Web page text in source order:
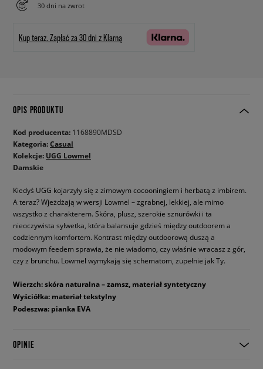
30 dni na zwrot
Kup teraz. Zapłać za 30 dni z Klarną
OPIS PRODUKTU
Kod producenta: 1168890MDSD
Kategoria:Casual
Kolekcje: UGG Lowmel
Damskie
Kiedyś UGG kojarzyły się z zimowym cocooningiem i herbatą z imbirem.
A teraz? Wjeżdżają w wersji Lowmel – zgrabnej, lekkiej, ale mimo
wszystko z charakterem. Skóra, plusz, szerokie sznurówki i ta
nieoczywista sylwetka, która balansuje gdzieś między outdoorem a
codziennym komfortem. Kontrast między outdoorową duszą a
modowym feedem sprawia, że nie wiadomo, czy właśnie wracasz z gór,
czy z brunchu. Lowmel wymykają się schematom, zupełnie jak Ty.
Wierzch: skóra naturalna – zamsz, materiał syntetyczny
Wyściółka: materiał tekstylny
Podeszwa: pianka EVA
OPINIE